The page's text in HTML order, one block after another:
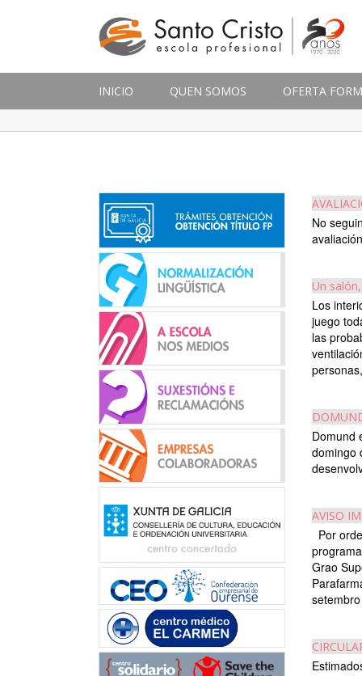
INICIO QUEN SOMOS OFERTA
No
Un
Los
juego
las
Domund
domingo
AVISO
Por
Grao